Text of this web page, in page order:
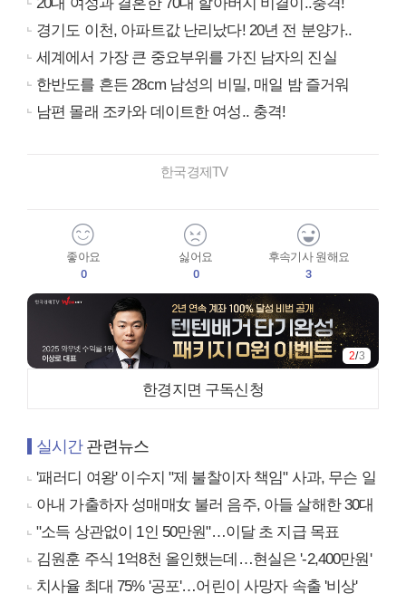
경기도 이천, 아파트값 난리났다! 20년 전 분양가..
세계에서 가장 큰 중요부위를 가진 남자의 진실
한반도를 흔든 28cm 남성의 비밀, 매일 밤 즐거워
남편 몰래 조카와 데이트한 여성.. 충격!
한국경제TV
좋아요
0
싫어요
0
후속기사 원해요
3
2/3
한경지면 구독신청
실시간관련뉴스
'패러디 여왕' 이수지 "제 불찰이자 책임" 사과, 무슨 일
아내 가출하자 성매매女 불러 음주, 아들 살해한 30대
"소득 상관없이 1인 50만원"…이달 초 지급 목표
김원훈 주식 1억8천 올인했는데…현실은 '-2,400만원'
치사율 최대 75% '공포'…어린이 사망자 속출 '비상'